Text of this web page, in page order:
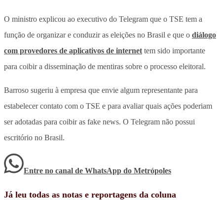
O ministro explicou ao executivo do Telegram que o TSE tem a
função de organizar e conduzir as eleições no Brasil e que o diálogo
com provedores de aplicativos de internet tem sido importante
para coibir a disseminação de mentiras sobre o processo eleitoral.
Barroso sugeriu à empresa que envie algum representante para
estabelecer contato com o TSE e para avaliar quais ações poderiam
ser adotadas para coibir as fake news. O Telegram não possui
escritório no Brasil.
Entre no canal de WhatsApp do Metrópoles
Já leu todas as notas e reportagens da coluna